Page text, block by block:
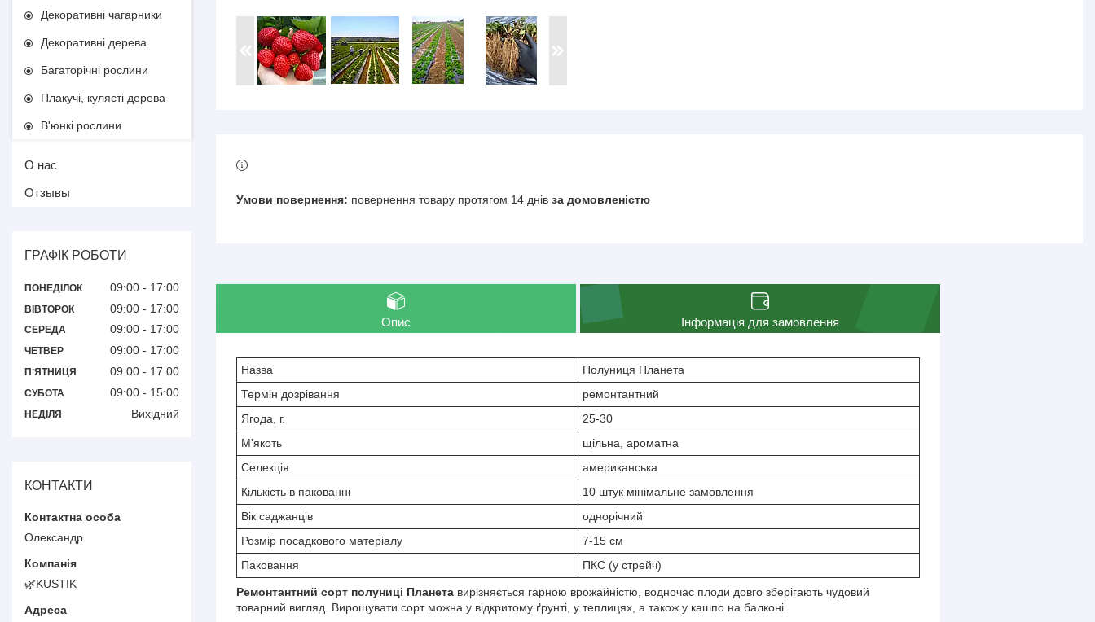
повернення товару протягом 14 днів за домовленістю
Опис Інформація для замовлення
Назва
Полуниця Планета
Термін дозрівання
ремонтантний
Ягода, г.
25-30
М'якоть
щільна, ароматна
Селекція
американська
Кількість в пакованні
10 штук мінімальне замовлення
Вік саджанців
однорічний
Розмір посадкового матеріалу
7-15 см
Паковання
ПКС (у стрейч)
Ремонтантний сорт полуниці Планета вирізняється гарною врожайністю, водночас плоди довго зберігають чудовий
товарний вигляд. Вирощувати сорт можна у відкритому ґрунті, у теплицях, а також у кашпо на балконі.
Декоративні чагарники
Декоративні дерева
Багаторічні рослини
Плакучі, кулясті дерева
В'юнкі рослини
О нас
Отзывы
ГРАФІК РОБОТИ
ПОНЕДІЛОК 09:00 17:00
ВІВТОРОК 09:00 17:00
СЕРЕДА 09:00 17:00
ЧЕТВЕР 09:00 17:00
ПʼЯТНИЦЯ 09:00 17:00
СУБОТА 09:00 15:00
НЕДІЛЯ Вихідний
КОНТАКТИ
Олександр
🌿KUSTIK